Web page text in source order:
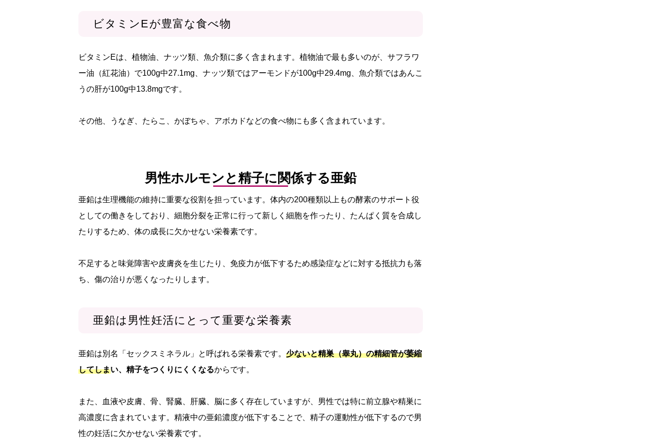
ビタミンEが豊富な食べ物
ビタミンEは、植物油、ナッツ類、魚介類に多く含まれます。植物油で最も多いのが、サフラワ
ー油（紅花油）で100g中27.1mg、ナッツ類ではアーモンドが100g中29.4mg、魚介類ではあんこ
うの肝が100g中13.8mgです。
その他、うなぎ、たらこ、かぼちゃ、アボカドなどの食べ物にも多く含まれています。
男性ホルモンと精子に関係する亜鉛
亜鉛は生理機能の維持に重要な役割を担っています。体内の200種類以上もの酵素のサポート役
としての働きをしており、細胞分裂を正常に行って新しく細胞を作ったり、たんぱく質を合成し
たりするため、体の成長に欠かせない栄養素です。
不足すると味覚障害や皮膚炎を生じたり、免疫力が低下するため感染症などに対する抵抗力も落
ち、傷の治りが悪くなったりします。
亜鉛は男性妊活にとって重要な栄養素
亜鉛は別名「セックスミネラル」と呼ばれる栄養素です。 少ないと精巣（睾丸）の精細管が萎縮
してしまい、精子をつくりにくくなるからです。
また、血液や皮膚、骨、腎臓、肝臓、脳に多く存在していますが、男性では特に前立腺や精巣に
高濃度に含まれています。精液中の亜鉛濃度が低下することで、精子の運動性が低下するので男
性の妊活に欠かせない栄養素です。